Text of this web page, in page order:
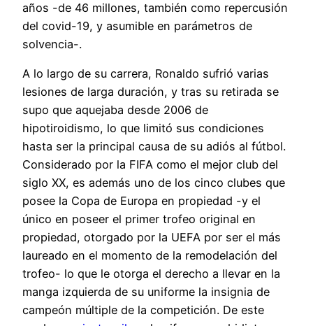
años -de 46 millones, también como repercusión
del covid-19, y asumible en parámetros de
solvencia-.
A lo largo de su carrera, Ronaldo sufrió varias
lesiones de larga duración, y tras su retirada se
supo que aquejaba desde 2006 de
hipotiroidismo, lo que limitó sus condiciones
hasta ser la principal causa de su adiós al fútbol.
Considerado por la FIFA como el mejor club del
siglo XX, es además uno de los cinco clubes que
posee la Copa de Europa en propiedad -y el
único en poseer el primer trofeo original en
propiedad, otorgado por la UEFA por ser el más
laureado en el momento de la remodelación del
trofeo- lo que le otorga el derecho a llevar en la
manga izquierda de su uniforme la insignia de
campeón múltiple de la competición. De este